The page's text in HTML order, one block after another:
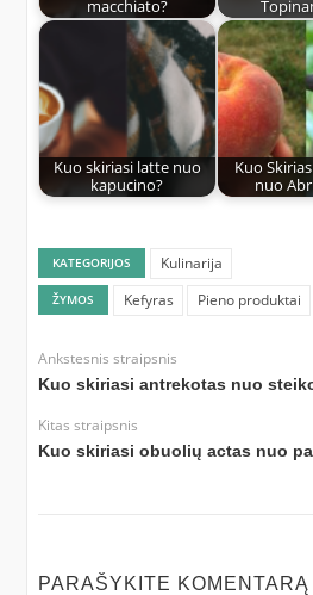
macchiato?
Kuo skiriasi latte nuo
kapucino?
Kuo
nuo
KATEGORIJOS Kulinarija
ŽYMOS Kefyras Pieno produktai
Ankstesnis straipsnis
Kuo skiriasi antrekotas nuo
Kitas straipsnis
Kuo skiriasi obuolių actas nuo
PARAŠYKITE KOMENTARĄ